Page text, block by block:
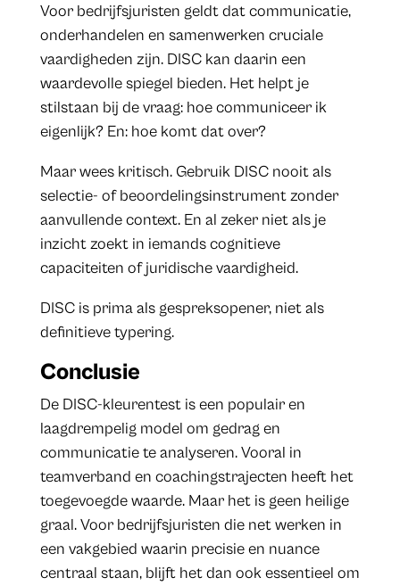
Voor bedrijfsjuristen geldt dat communicatie,
onderhandelen en samenwerken cruciale
vaardigheden zijn. DISC kan daarin een
waardevolle spiegel bieden. Het helpt je
stilstaan bij de vraag: hoe communiceer ik
eigenlijk? En: hoe komt dat over?
Maar wees kritisch. Gebruik DISC nooit als
selectie- of beoordelingsinstrument zonder
aanvullende context. En al zeker niet als je
inzicht zoekt in iemands cognitieve
capaciteiten of juridische vaardigheid.
DISC is prima als gespreksopener, niet als
definitieve typering.
Conclusie
De DISC-kleurentest is een populair en
laagdrempelig model om gedrag en
communicatie te analyseren. Vooral in
teamverband en coachingstrajecten heeft het
toegevoegde waarde. Maar het is geen heilige
graal. Voor bedrijfsjuristen die net werken in
een vakgebied waarin precisie en nuance
centraal staan, blijft het dan ook essentieel om